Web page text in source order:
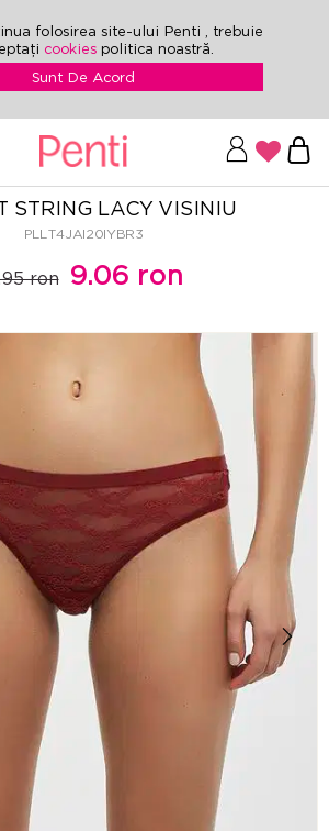
folosirea site-ului Penti , trebuie
cookies politica noastră.
Sunt De Acord
STRING LACY VISINIU
PLLT4JAI20IYBR3
ron 9.06 ron